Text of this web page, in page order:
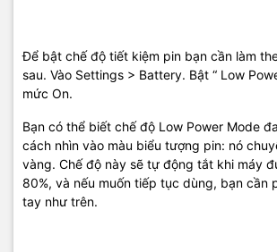
Để bật chế độ tiết kiệm pin bạn cần làm
sau. Vào Settings > Battery. Bật “ Low
mức On.
Bạn có thể biết chế độ Low Power Mode
cách nhìn vào màu biểu tượng pin: nó
vàng. Chế độ này sẽ tự động tắt khi máy
80%, và nếu muốn tiếp tục dùng, bạn cần
tay như trên.